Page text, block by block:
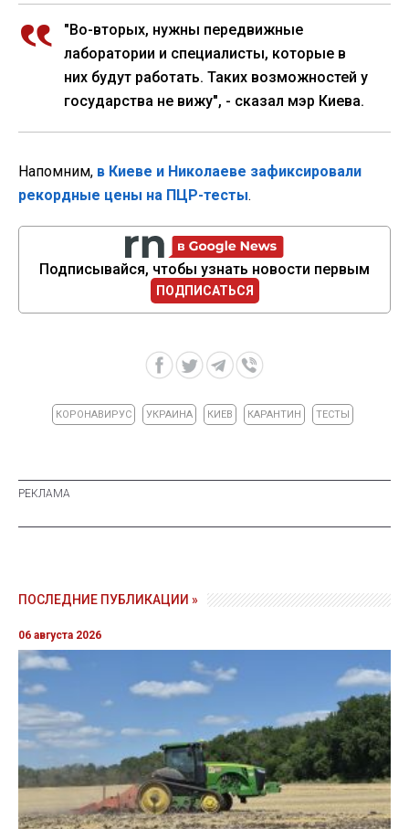
"Во-вторых, нужны передвижные
лаборатории и специалисты, которые в
них будут работать. Таких возможностей у
государства не вижу", - сказал мэр Киева.
Напомним, в Киеве и Николаеве зафиксировали
рекордные цены на ПЦР-тесты.
Подписывайся, чтобы узнать новости первым
ПОДПИСАТЬСЯ
КОРОНАВИРУС УКРАИНА КИЕВ КАРАНТИН ТЕСТЫ
ПОСЛЕДНИЕ ПУБЛИКАЦИИ »
06 августа 2026